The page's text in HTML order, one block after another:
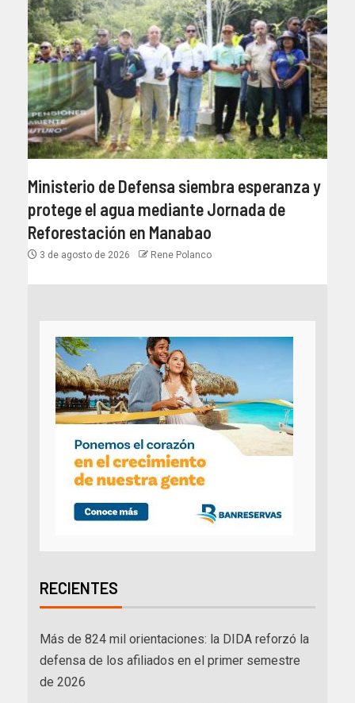
Ministerio de Defensa siembra esperanza y
protege el agua mediante Jornada de
Reforestación en Manabao
3 de agosto de 2026 Rene Polanco
RECIENTES
Más de 824 mil orientaciones: la DIDA reforzó la
defensa de los afiliados en el primer semestre
de 2026